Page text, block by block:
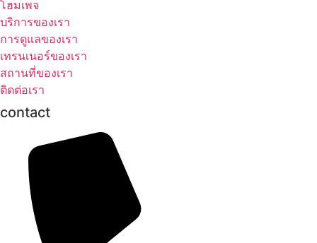
โฮมเพจ
บริการของเรา
การดูแลของเรา
เทรนเนอร์ของเรา
สถานที่ของเรา
ติดต่อเรา
contact